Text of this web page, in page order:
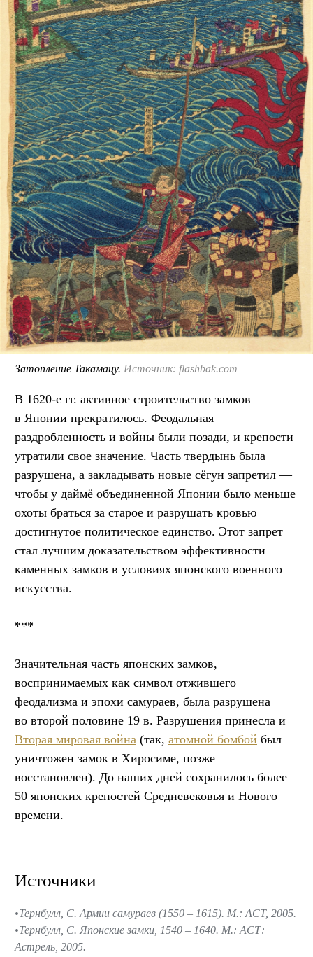
Затопление Такамацу. Источник: flashbak.com
В 1620-е гг. активное строительство замков
в Японии прекратилось. Феодальная
раздробленность и войны были позади, и крепости
утратили свое значение. Часть твердынь была
разрушена, а закладывать новые сёгун запретил —
чтобы у даймё объединенной Японии было меньше
охоты браться за старое и разрушать кровью
достигнутое политическое единство. Этот запрет
стал лучшим доказательством эффективности
каменных замков в условиях японского военного
искусства.
***
Значительная часть японских замков,
воспринимаемых как символ отжившего
феодализма и эпохи самураев, была разрушена
во второй половине 19 в. Разрушения принесла и
Вторая мировая война (так, атомной бомбой был
уничтожен замок в Хиросиме, позже
восстановлен). До наших дней сохранилось более
50 японских крепостей Средневековья и Нового
времени.
Источники
Тернбулл, С. Армии самураев (1550 – 1615). М.: АСТ, 2005.
Тернбулл, С. Японские замки, 1540 – 1640. М.: АСТ:
Астрель, 2005.